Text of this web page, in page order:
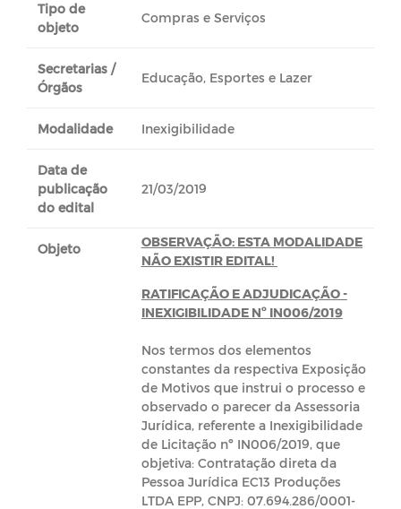
Tipo de
objeto
Compras e Serviços
Secretarias /
Órgãos
Educação, Esportes e Lazer
Modalidade Inexigibilidade
Data de
publicação
do edital
21/03/2019
Objeto
OBSERVAÇÃO: ESTA MODALIDADE
NÃO EXISTIR EDITAL!
RATIFICAÇÃO E ADJUDICAÇÃO -
INEXIGIBILIDADE Nº IN006/2019
Nos termos dos elementos
constantes da respectiva Exposição
de Motivos que instrui o processo e
observado o parecer da Assessoria
Jurídica, referente a Inexigibilidade
de Licitação nº IN006/2019, que
objetiva: Contratação direta da
Pessoa Jurídica EC13 Produções
LTDA EPP, CNPJ: 07.694.286/0001-